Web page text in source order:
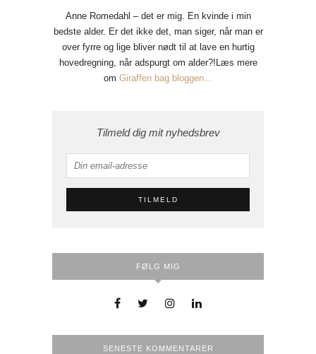
Anne Romedahl – det er mig. En kvinde i min
bedste alder. Er det ikke det, man siger, når man er
over fyrre og lige bliver nødt til at lave en hurtig
hovedregning, når adspurgt om alder?!Læs mere
om Giraffen bag bloggen...
Tilmeld dig mit nyhedsbrev
FØLG MIG
SENESTE KOMMENTARER